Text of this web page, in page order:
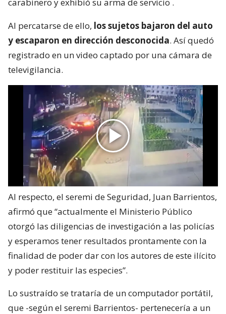
Al percatarse de ello, los sujetos bajaron del auto
y escaparon en dirección desconocida. Así quedó
registrado en un video captado por una cámara de
televigilancia.
Al respecto, el seremi de Seguridad, Juan Barrientos,
afirmó que “actualmente el Ministerio Público
otorgó las diligencias de investigación a las policías
y esperamos tener resultados prontamente con la
finalidad de poder dar con los autores de este ilícito
y poder restituir las especies”.
Lo sustraído se trataría de un computador portátil,
que -según el seremi Barrientos- pertenecería a un